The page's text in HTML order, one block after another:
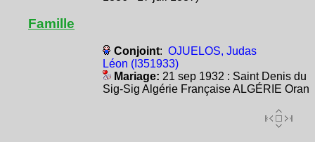
Famille
Conjoint: OJUELOS, Judas
Léon (I351933)
Mariage: 21 sep 1932 : Saint Denis du
Sig-Sig Algérie Française ALGÉRIE Oran